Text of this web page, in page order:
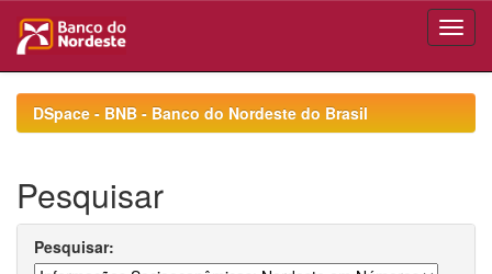
navigationDSpace - BNB - Banco do Nordeste do Brasil
Pesquisar
Pesquisar: